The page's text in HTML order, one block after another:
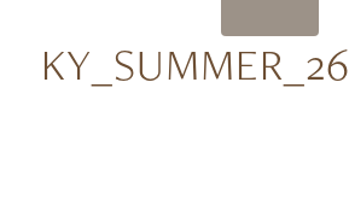
KY_SUMMER_26